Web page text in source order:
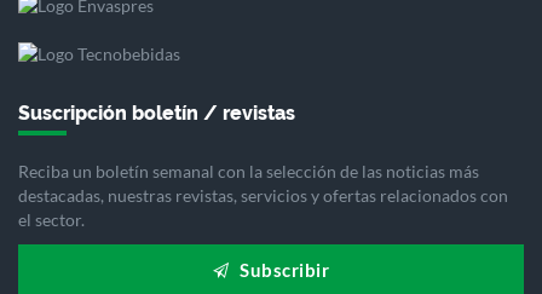
Suscripción boletín / revistas
Reciba un boletín semanal con la selección de las noticias más
destacadas, nuestras revistas, servicios y ofertas relacionados con
el sector.
Subscribir